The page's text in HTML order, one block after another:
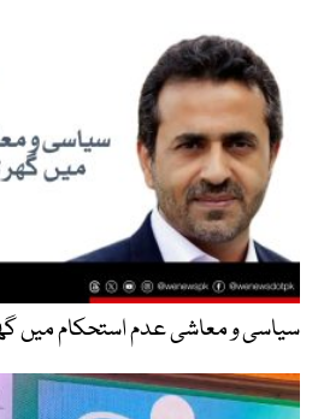
سیاسی و معاشی عدم استحکام میں